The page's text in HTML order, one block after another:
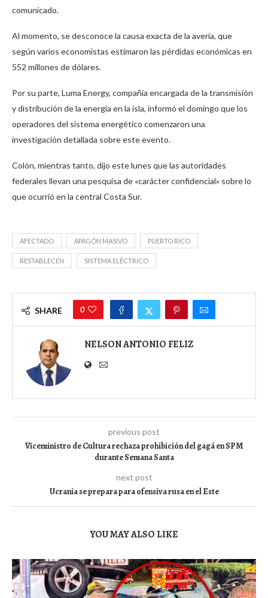
comunicado.
Al momento, se desconoce la causa exacta de la avería, que
según varios economistas estimaron las pérdidas económicas en
552 millones de dólares.
Por su parte, Luma Energy, compañía encargada de la transmisión
y distribución de la energía en la isla, informó el domingo que los
operadores del sistema energético comenzaron una
investigación detallada sobre este evento.
Colón, mientras tanto, dijo este lunes que las autoridades
federales llevan una pesquisa de «carácter confidencial» sobre lo
que ocurrió en la central Costa Sur.
AFECTADO APAGÓN MASIVO PUERTO RICO
RESTABLECEN SISTEMA ELÉCTRICO
SHARE 0
NELSON ANTONIO FELIZ
previous post
Viceministro de Cultura rechaza prohibición del gagá en SPM
durante Semana Santa
next post
Ucrania se prepara para ofensiva rusa en el Este
YOU MAY ALSO LIKE